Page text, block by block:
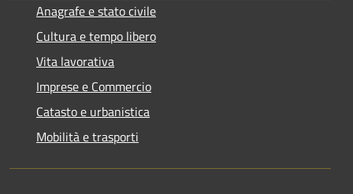
Anagrafe e stato civile
Cultura e tempo libero
Vita lavorativa
Imprese e Commercio
Catasto e urbanistica
Mobilità e trasporti